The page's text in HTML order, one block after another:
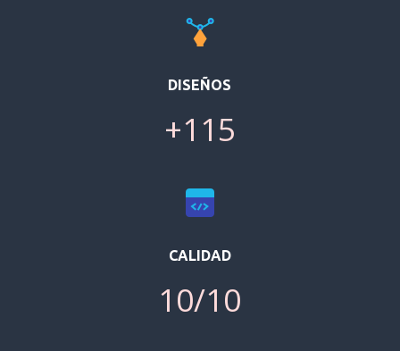
DISEÑOS
+115
CALIDAD
10/10